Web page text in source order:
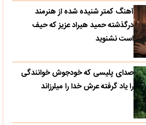
آهنگ کمتر شنیده شده از هنرمند
درگذشته حمید هیراد عزیز که حیف
است نشنوید
صدای پلیسی که خودجوش خوانندگی
را یاد گرفته عرش خدا را میلرزاند